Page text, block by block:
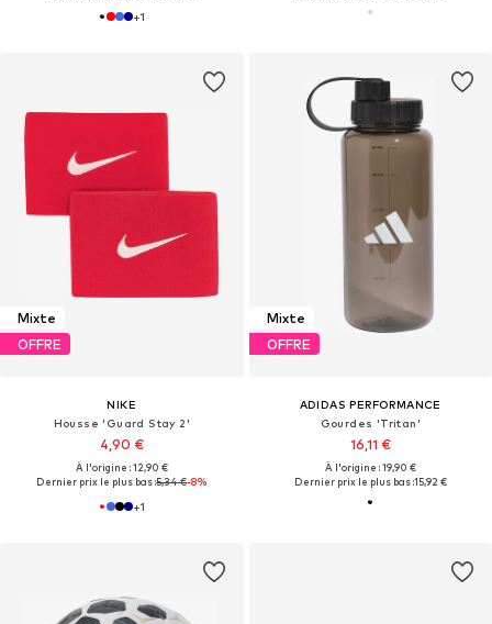
+1
Mixte
OFFRE
NIKE
Housse 'Guard Stay 2'
4,90 €
À l'origine : 12,90 €
Dernier prix le plus bas :5,34 €-8%
+1
Mixte
OFFRE
ADIDAS PERFORMANCE
Gourdes 'Tritan'
16,11 €
À l'origine : 19,90 €
Dernier prix le plus bas :15,92 €